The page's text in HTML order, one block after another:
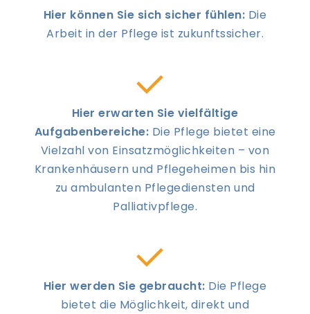
Hier können Sie sich sicher fühlen: Die
Arbeit in der Pflege ist zukunftssicher.
Hier erwarten Sie vielfältige
Aufgabenbereiche: Die Pflege bietet eine
Vielzahl von Einsatzmöglichkeiten – von
Krankenhäusern und Pflegeheimen bis hin
zu ambulanten Pflegediensten und
Palliativpflege.
Hier werden Sie gebraucht: Die Pflege
bietet die Möglichkeit, direkt und